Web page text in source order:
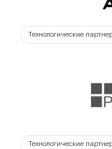
Технологические
Технологические